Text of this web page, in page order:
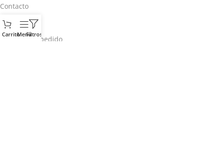
Contacto
Mi cuenta
Rastrear mi pedido
CarritoMenúFiltros